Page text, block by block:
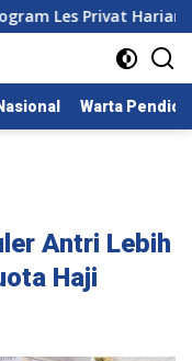
Privat Harian KKM
Warta
Antri Lebih
Haji